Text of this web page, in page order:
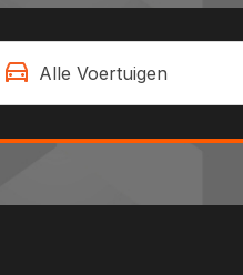
Alle Voertuigen